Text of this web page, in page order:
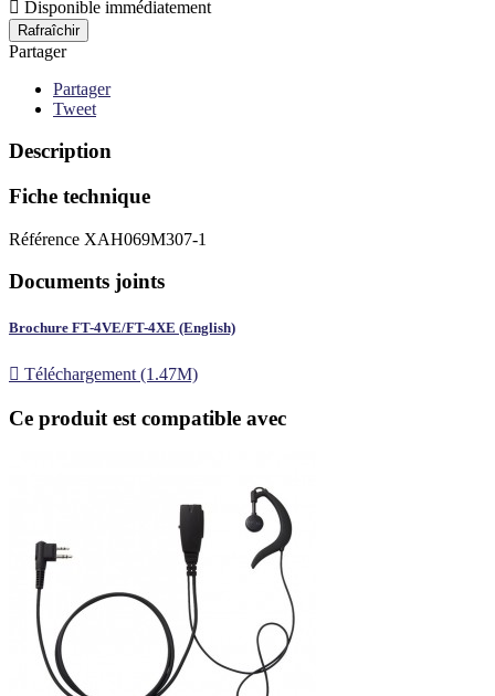
 Disponible immédiatement
Partager
Partager
Tweet
Description
Fiche technique
Référence XAH069M307-1
Documents joints
Brochure FT-4VE/FT-4XE (English)
 Téléchargement (1.47M)
Ce produit est compatible avec